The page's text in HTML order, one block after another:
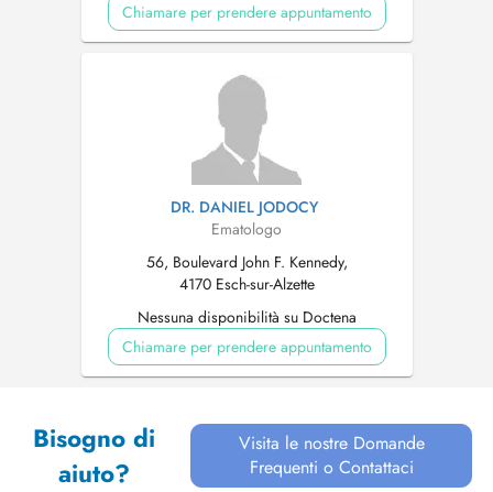
Chiamare per prendere appuntamento
DR. DANIEL JODOCY
Ematologo
56, Boulevard John F. Kennedy,
4170 Esch-sur-Alzette
Nessuna disponibilità su Doctena
Chiamare per prendere appuntamento
Bisogno di
aiuto?
Visita le nostre Domande
Frequenti o Contattaci